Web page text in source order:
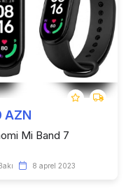
AZN
Mi Band 7
8 aprel 2023